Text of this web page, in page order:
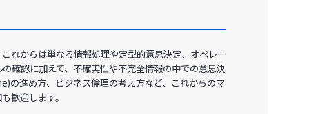
れからは単なる情報処理や定型的意思決定、オペレー
確認に加えて、不確実性や不完全情報の中での意思決
の進め方、ビジネス倫理の考え方など、これからのマ
歓迎します。